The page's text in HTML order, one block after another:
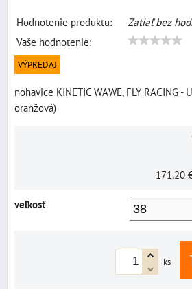
Hodnotenie produktu:
Zatiaľ bez
Vaše hodnotenie:
VÝPREDAJ
nohavice KINETIC WAWE, FLY RACING -
oranžová)
171,20
veľkosť
ks